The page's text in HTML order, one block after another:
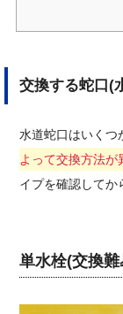
交換する蛇口(
水道蛇口はいくつ
よって交換方法が
イプを確認してか
単水栓(交